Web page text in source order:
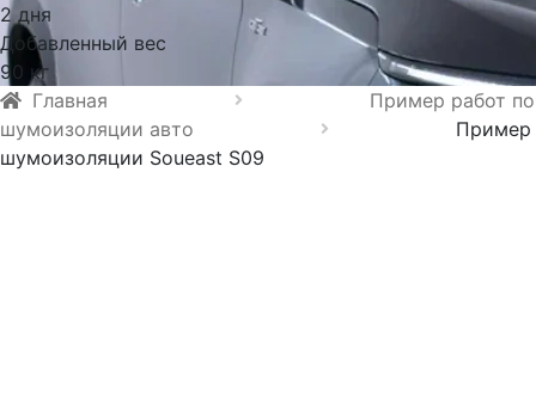
2 дня
Добавленный вес
90 кг
Главная
Пример работ по
шумоизоляции авто
Пример
шумоизоляции Soueast S09